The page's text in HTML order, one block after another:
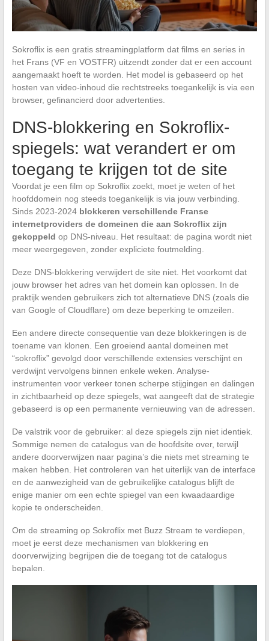
Sokroflix is een gratis streamingplatform dat films en series in
het Frans (VF en VOSTFR) uitzendt zonder dat er een account
aangemaakt hoeft te worden. Het model is gebaseerd op het
hosten van video-inhoud die rechtstreeks toegankelijk is via een
browser, gefinancierd door advertenties.
DNS-blokkering en Sokroflix-
spiegels: wat verandert er om
toegang te krijgen tot de site
Voordat je een film op Sokroflix zoekt, moet je weten of het
hoofddomein nog steeds toegankelijk is via jouw verbinding.
Sinds 2023-2024 blokkeren verschillende Franse
internetproviders de domeinen die aan Sokroflix zijn
gekoppeld op DNS-niveau. Het resultaat: de pagina wordt niet
meer weergegeven, zonder expliciete foutmelding.
Deze DNS-blokkering verwijdert de site niet. Het voorkomt dat
jouw browser het adres van het domein kan oplossen. In de
praktijk wenden gebruikers zich tot alternatieve DNS (zoals die
van Google of Cloudflare) om deze beperking te omzeilen.
Een andere directe consequentie van deze blokkeringen is de
toename van klonen. Een groeiend aantal domeinen met
“sokroflix” gevolgd door verschillende extensies verschijnt en
verdwijnt vervolgens binnen enkele weken. Analyse-
instrumenten voor verkeer tonen scherpe stijgingen en dalingen
in zichtbaarheid op deze spiegels, wat aangeeft dat de strategie
gebaseerd is op een permanente vernieuwing van de adressen.
De valstrik voor de gebruiker: al deze spiegels zijn niet identiek.
Sommige nemen de catalogus van de hoofdsite over, terwijl
andere doorverwijzen naar pagina’s die niets met streaming te
maken hebben. Het controleren van het uiterlijk van de interface
en de aanwezigheid van de gebruikelijke catalogus blijft de
enige manier om een echte spiegel van een kwaadaardige
kopie te onderscheiden.
Om de streaming op Sokroflix met Buzz Stream te verdiepen,
moet je eerst deze mechanismen van blokkering en
doorverwijzing begrijpen die de toegang tot de catalogus
bepalen.